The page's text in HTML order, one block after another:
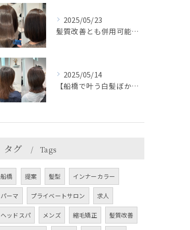
2025/05/23
髪質改善とも併用可能◎＊HEARTS船橋白髪ぼかし
2025/05/14
【船橋で叶う白髪ぼかし】白髪比率が多くても出来る脱白髪染め⭐...
タグ Tags
船橋 提案 髪型 インナーカラー
パーマ プライベートサロン 求人
ヘッドスパ メンズ 縮毛矯正 髪質改善